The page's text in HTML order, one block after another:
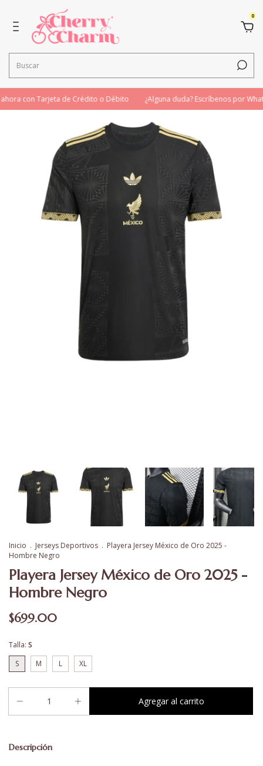
0
con Tarjeta de Crédito o Débito ¿Alguna duda? Escríbenos por
Inicio . Jerseys Deportivos . Playera Jersey México de Oro 2025 -
Hombre Negro
Playera Jersey México de Oro 2025 -
Hombre Negro
$699.00
Talla: S
S
M L XL
Descripción